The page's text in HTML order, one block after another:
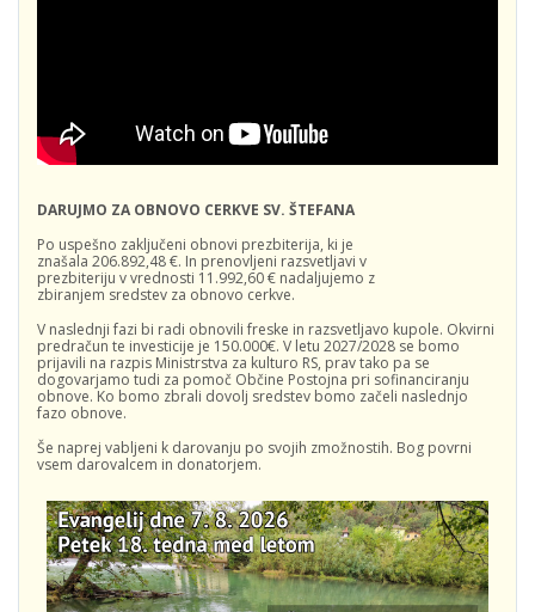
DARUJMO ZA OBNOVO CERKVE SV. ŠTEFANA
Po uspešno zaključeni obnovi prezbiterija, ki je
znašala 206.892,48 €. In prenovljeni razsvetljavi v
prezbiteriju v vrednosti 11.992,60 € nadaljujemo z
zbiranjem sredstev za obnovo cerkve.
V naslednji fazi bi radi obnovili freske in razsvetljavo kupole. Okvirni
predračun te investicije je 150.000€. V letu 2027/2028 se bomo
prijavili na razpis Ministrstva za kulturo RS, prav tako pa se
dogovarjamo tudi za pomoč Občine Postojna pri sofinanciranju
obnove. Ko bomo zbrali dovolj sredstev bomo začeli naslednjo
fazo obnove.
Še naprej vabljeni k darovanju po svojih zmožnostih. Bog povrni
vsem darovalcem in donatorjem.